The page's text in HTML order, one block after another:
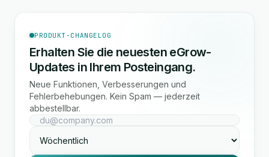
PRODUKT-CHANGELOG
Erhalten Sie die neuesten eGrow-
Updates in Ihrem Posteingang.
Neue Funktionen, Verbesserungen und
Fehlerbehebungen. Kein Spam — jederzeit
abbestellbar.